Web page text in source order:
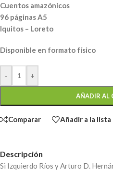
Cuentos amazónicos
96 páginas A5
Iquitos – Loreto
Disponible en formato físico
- +
AÑADIR AL
Comparar Añadir a la lista
Descripción
Si Izquierdo Ríos y Arturo D.